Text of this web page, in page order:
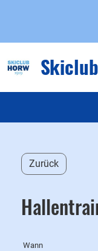
Zurück
Wann